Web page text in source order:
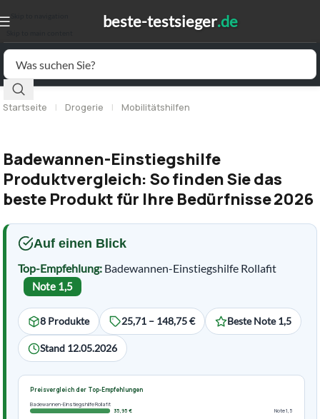
Startseite | Drogerie | Mobilitätshilfen
Badewannen-Einstiegshilfe
Produktvergleich: So finden Sie das
beste Produkt für Ihre Bedürfnisse 2026
Auf einen Blick
Top-Empfehlung: Badewannen-Einstiegshilfe Rollafit
Note 1,5
8 Produkte 25,71 – 148,75 € Beste Note 1,5
Stand 12.05.2026
Preisvergleich der Top-Empfehlungen
Badewannen-Einstiegshilfe Rollafit
35,95 €
Note 1,5